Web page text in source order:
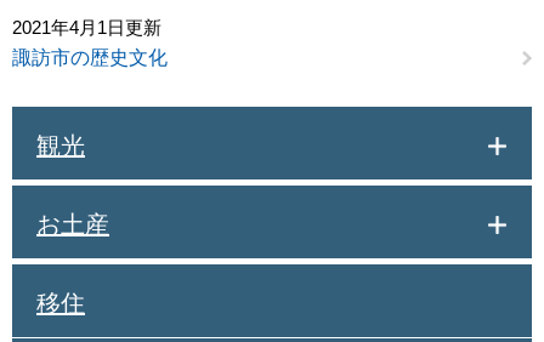
2021年4月1日更新
諏訪市の歴史文化
観光
お土産
移住